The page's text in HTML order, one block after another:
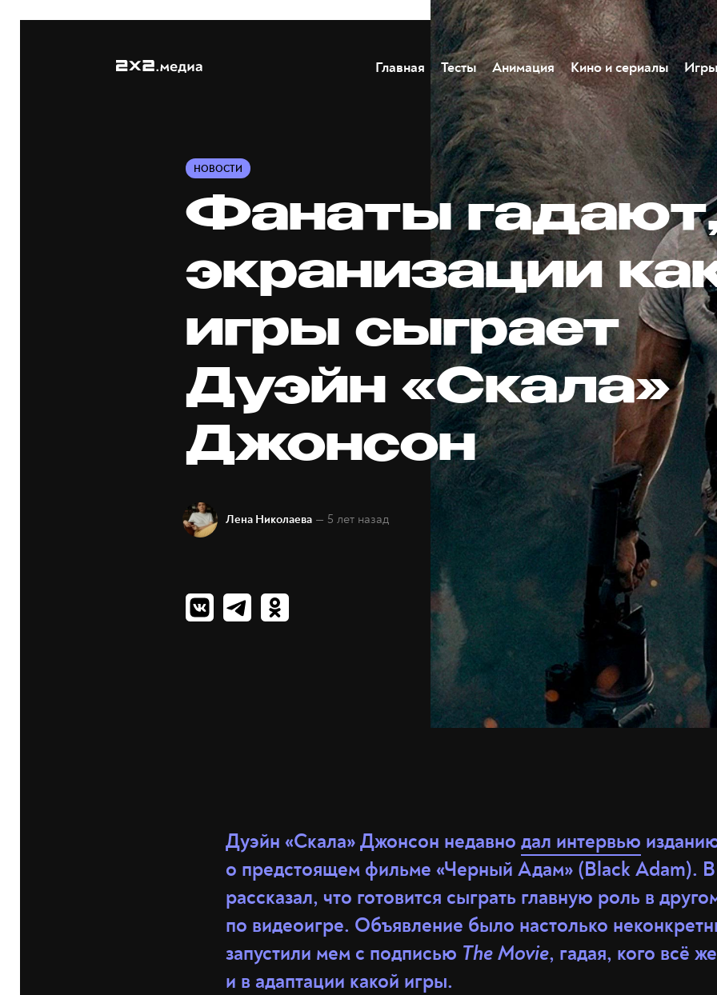
Главная Тесты Анимация Кино и сериалы Игры
НОВОСТИ
Фанаты
экранизации
игры сыграет
Дуэйн «Скала»
Джонсон
Лена Николаева — 5 лет назад
Дуэйн «Скала» Джонсон недавно дал интервью
о предстоящем фильме «Черный Адам» (Black Adam).
рассказал, что готовится сыграть главную роль в
по видеоигре. Объявление было настолько
запустили мем с подписью The Movie, гадая, кого всё
и в адаптации какой игры.